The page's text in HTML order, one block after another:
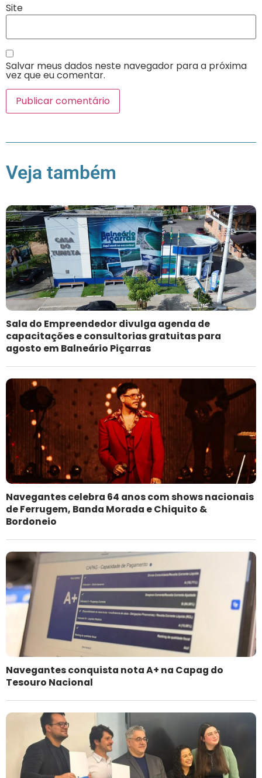
Site
Salvar meus dados neste navegador para a próxima
vez que eu comentar.
Veja também
Sala do Empreendedor divulga agenda de
capacitações e consultorias gratuitas para
agosto em Balneário Piçarras
Navegantes celebra 64 anos com shows nacionais
de Ferrugem, Banda Morada e Chiquito &
Bordoneio
Navegantes conquista nota A+ na Capag do
Tesouro Nacional